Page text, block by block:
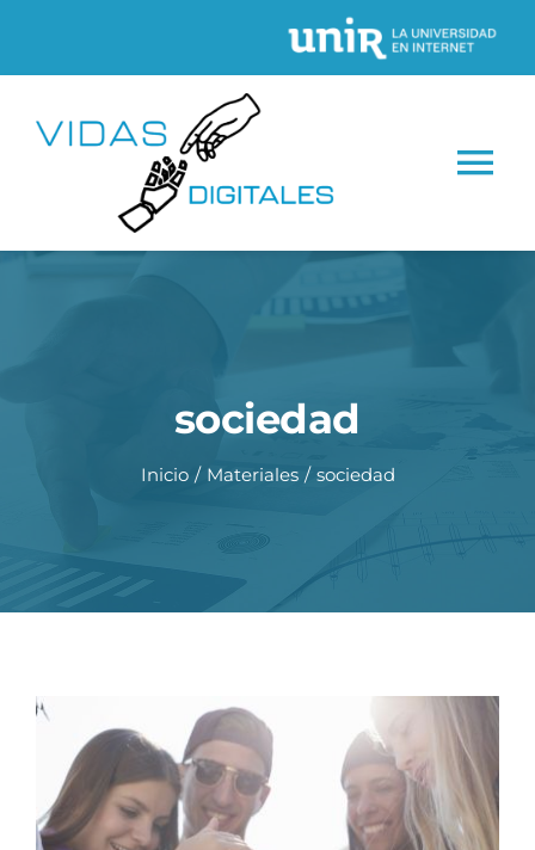
INICIO
Novedades
sociedad
Inicio Materiales sociedad